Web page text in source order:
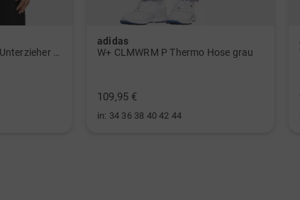
adidas
W+ CLMWRM P Thermo Hose grau
109,95 €
in: 34 36 38 40 42 44